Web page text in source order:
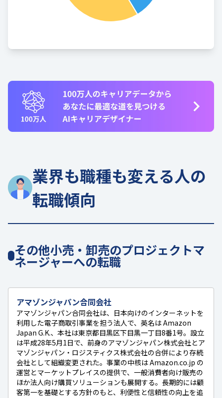
業界も職種も変える人の
転職傾向
その他小売・卸売のプロジェクトマ
ネージャーへの転職
アマゾンジャパン合同会社
アマゾンジャパン合同会社は、日本向けのインターネットを
利用した電子商取引事業を担う法人で、英名は Amazon
Japan G.K.、本社は東京都目黒区下目黒一丁目8番1号。設立
は平成28年5月1日で、前身のアマゾンジャパン株式会社とア
マゾンジャパン・ロジスティクス株式会社の合併により存続
会社として組織変更された。事業の中核は Amazon.co.jp の
運営とマーケットプレイスの提供で、一般消費者向け販売の
ほか法人向け購買ソリューションも展開する。長期的には顧
客第一を基礎とする方針のもと、利便性と信頼性の向上を追